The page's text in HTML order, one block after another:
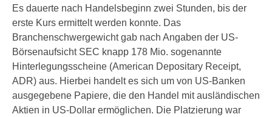
Es dauerte nach Handelsbeginn zwei Stunden, bis der
erste Kurs ermittelt werden konnte. Das
Branchenschwergewicht gab nach Angaben der US-
Börsenaufsicht SEC knapp 178 Mio. sogenannte
Hinterlegungsscheine (American Depositary Receipt,
ADR) aus. Hierbei handelt es sich um von US-Banken
ausgegebene Papiere, die den Handel mit ausländischen
Aktien in US-Dollar ermöglichen. Die Platzierung war